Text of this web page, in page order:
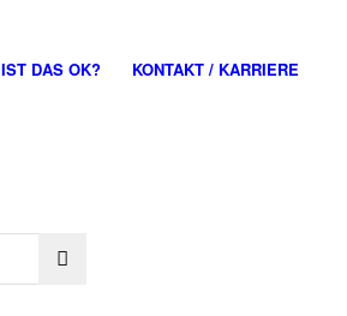
IST DAS OK? KONTAKT / KARRIERE